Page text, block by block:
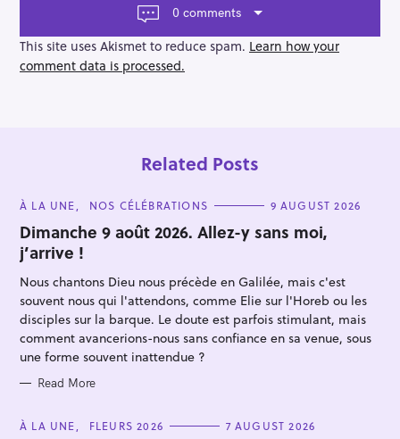
g
a
t
0 comments
This site uses Akismet to reduce spam. Learn how your
comment data is processed.
Related Posts
C
T
E
G
O
R
I
E
S
À LA UNE NOS CÉLÉBRATIONS 9 AUGUST 2026
Dimanche 9 août 2026. Allez-y sans moi,
j’arrive !
Nous chantons Dieu nous précède en Galilée, mais c'est
souvent nous qui l'attendons, comme Elie sur l'Horeb ou les
disciples sur la barque. Le doute est parfois stimulant, mais
comment avancerions-nous sans confiance en sa venue, sous
une forme souvent inattendue ?
Read More
C
À LA UNE FLEURS 2026 7 AUGUST 2026